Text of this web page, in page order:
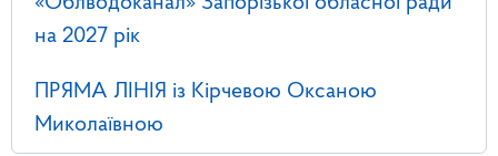
на 2027 рік
ПРЯМА ЛІНІЯ із Кірчевою Оксаною
Миколаївною